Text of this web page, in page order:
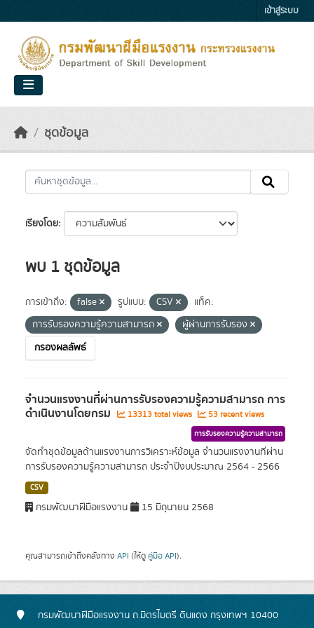
เข้าสู่ระบบ
ชุดข้อมูล
เรียงโดย
พบ 1 ชุดข้อมูล
การเข้าถึง: false รูปแบบ: CSV
แท็ค:
การรับรองความรู้ความสามารถ
ผู้ผ่านการรับรอง
กรองผลลัพธ์
จำนวนแรงงานที่ผ่านการรับรองความรู้ความสามารถ การ
ดำเนินงานโดยกรม 13313 total views 53 recent views
การรับรองความรู้ความสามารถ
จัดทำชุดข้อมูลด้านแรงงานการวิเคราะห์ข้อมูล จำนวนแรงงานที่ผ่าน
การรับรองความรู้ความสามารถ ประจำปีงบประมาณ 2564 - 2566
CSV
กรมพัฒนาฝีมือแรงงาน 15 มิถุนายน 2568
คุณสามารถเข้าถึงคลังทาง API (ให้ดู คู่มือ API).
กรมพัฒนาฝีมือแรงงาน ถ.มิตรไมตรี ดินแดง กรุงเทพฯ 10400